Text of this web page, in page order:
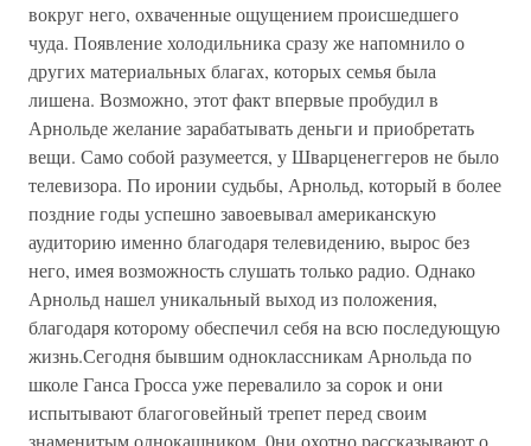
вокруг него, охваченные ощущением происшедшего
чуда. Появление холодильника сразу же напомнило о
других материальных благах, которых семья была
лишена. Возможно, этот факт впервые пробудил в
Арнольде желание зарабатывать деньги и приобретать
вещи. Само собой разумеется, у Шварценеггеров не было
телевизора. По иронии судьбы, Арнольд, который в более
поздние годы успешно завоевывал американскую
аудиторию именно благодаря телевидению, вырос без
него, имея возможность слушать только радио. Однако
Арнольд нашел уникальный выход из положения,
благодаря которому обеспечил себя на всю последующую
жизнь.Сегодня бывшим одноклассникам Арнольда по
школе Ганса Гросса уже перевалило за сорок и они
испытывают благоговейный трепет перед своим
знаменитым однокашником. 0ни охотно рассказывают о